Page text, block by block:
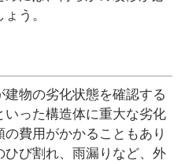
う。
物の劣化状態を確認する
いった構造体に重大な劣化
費用がかかることもあり
ひび割れ、雨漏りなど、外